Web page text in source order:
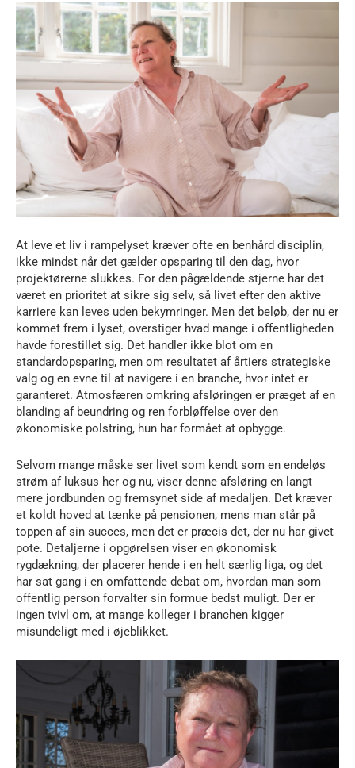
At leve et liv i rampelyset kræver ofte en benhård disciplin,
ikke mindst når det gælder opsparing til den dag, hvor
projektørerne slukkes. For den pågældende stjerne har det
været en prioritet at sikre sig selv, så livet efter den aktive
karriere kan leves uden bekymringer. Men det beløb, der nu er
kommet frem i lyset, overstiger hvad mange i offentligheden
havde forestillet sig. Det handler ikke blot om en
standardopsparing, men om resultatet af årtiers strategiske
valg og en evne til at navigere i en branche, hvor intet er
garanteret. Atmosfæren omkring afsløringen er præget af en
blanding af beundring og ren forbløffelse over den
økonomiske polstring, hun har formået at opbygge.
Selvom mange måske ser livet som kendt som en endeløs
strøm af luksus her og nu, viser denne afsløring en langt
mere jordbunden og fremsynet side af medaljen. Det kræver
et koldt hoved at tænke på pensionen, mens man står på
toppen af sin succes, men det er præcis det, der nu har givet
pote. Detaljerne i opgørelsen viser en økonomisk
rygdækning, der placerer hende i en helt særlig liga, og det
har sat gang i en omfattende debat om, hvordan man som
offentlig person forvalter sin formue bedst muligt. Der er
ingen tvivl om, at mange kolleger i branchen kigger
misundeligt med i øjeblikket.